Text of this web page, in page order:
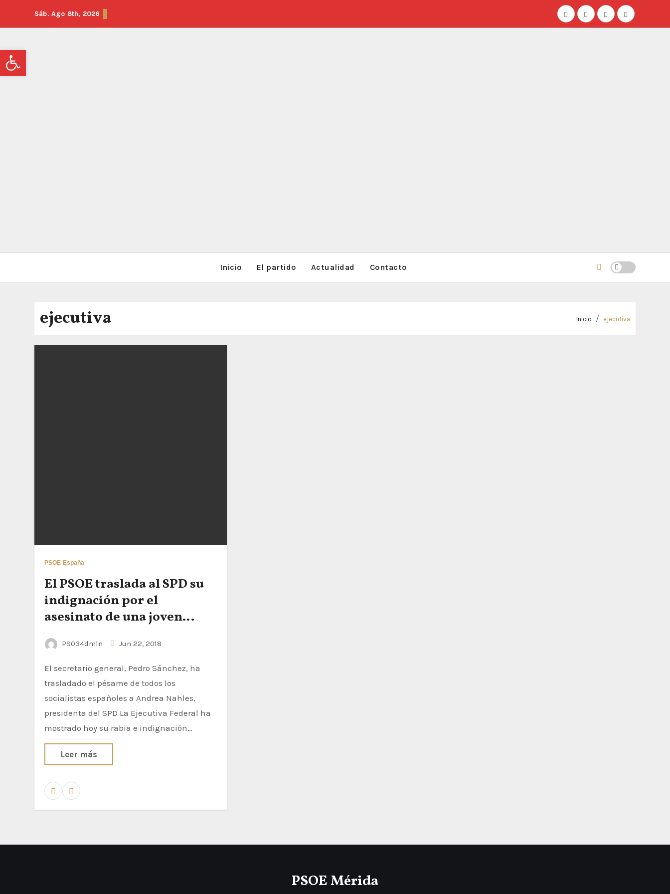
Sáb. Ago 8th, 2026
Inicio El partido Actualidad Contacto
ejecutiva Inicio ejecutiva
PSOE España
El PSOE traslada al SPD su
indignación por el
asesinato de una joven
socialista alemana en Álava
PS034dm1n Jun 22, 2018
El secretario general, Pedro Sánchez, ha
trasladado el pésame de todos los
socialistas españoles a Andrea Nahles,
presidenta del SPD La Ejecutiva Federal ha
mostrado hoy su rabia e indignación…
Leer más
PSOE Mérida
Abrir barra de herramientas